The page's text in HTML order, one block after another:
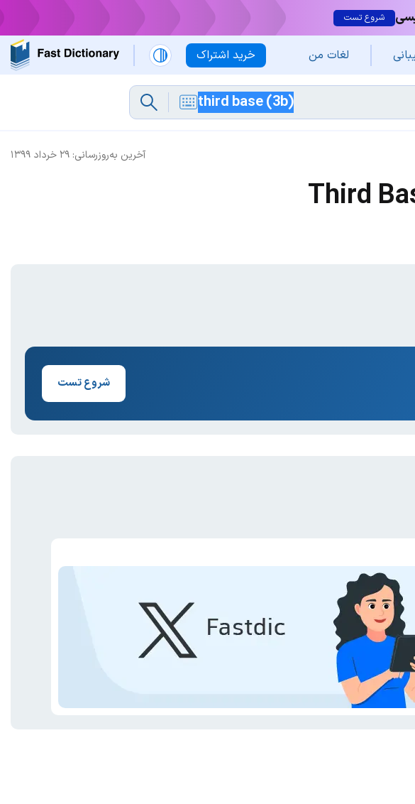
شروع تست
خرید اشتراک لغات من
آخرین به‌روزرسانی: ۲۹ خرداد ۱۳۹۹
Third
شروع تست